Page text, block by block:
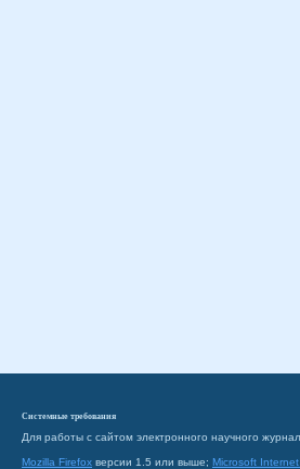
Системные требования
Для работы с сайтом электронного научного
Mozilla Firefox версии 1.5 или выше; Microsoft